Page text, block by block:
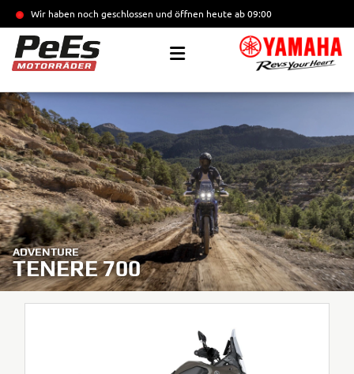
Wir haben noch geschlossen und öffnen heute ab 09:00
ADVENTURE
TENERE 700